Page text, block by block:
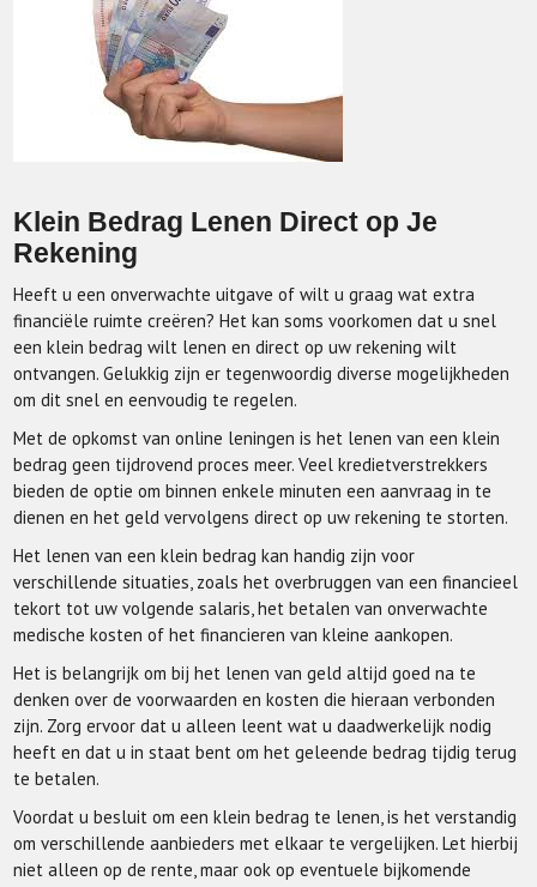
Klein Bedrag Lenen Direct op Je
Rekening
Heeft u een onverwachte uitgave of wilt u graag wat extra
financiële ruimte creëren? Het kan soms voorkomen dat u snel
een klein bedrag wilt lenen en direct op uw rekening wilt
ontvangen. Gelukkig zijn er tegenwoordig diverse mogelijkheden
om dit snel en eenvoudig te regelen.
Met de opkomst van online leningen is het lenen van een klein
bedrag geen tijdrovend proces meer. Veel kredietverstrekkers
bieden de optie om binnen enkele minuten een aanvraag in te
dienen en het geld vervolgens direct op uw rekening te storten.
Het lenen van een klein bedrag kan handig zijn voor
verschillende situaties, zoals het overbruggen van een financieel
tekort tot uw volgende salaris, het betalen van onverwachte
medische kosten of het financieren van kleine aankopen.
Het is belangrijk om bij het lenen van geld altijd goed na te
denken over de voorwaarden en kosten die hieraan verbonden
zijn. Zorg ervoor dat u alleen leent wat u daadwerkelijk nodig
heeft en dat u in staat bent om het geleende bedrag tijdig terug
te betalen.
Voordat u besluit om een klein bedrag te lenen, is het verstandig
om verschillende aanbieders met elkaar te vergelijken. Let hierbij
niet alleen op de rente, maar ook op eventuele bijkomende